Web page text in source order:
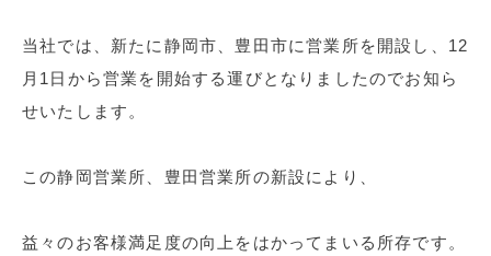
当社では、新たに静岡市、豊田市に営業所を開設し、12
月1日から営業を開始する運びとなりましたのでお知ら
せいたします。
この静岡営業所、豊田営業所の新設により、
益々のお客様満足度の向上をはかってまいる所存です。